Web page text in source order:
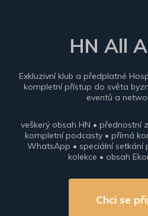
HN All
Exkluzivní klub a předplatné
kompletní přístup do světa
eventů a
veškerý obsah HN • přednostní
kompletní podcasty • přímá
WhatsApp • speciální setkání
kolekce • obsah
Chci se